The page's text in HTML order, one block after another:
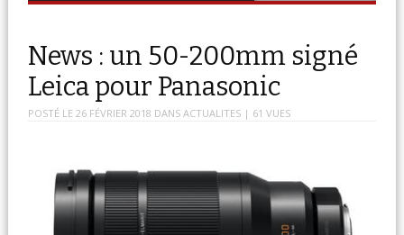
content
News : un 50-200mm signé
Leica pour Panasonic
POSTÉ LE 26 FÉVRIER 2018 DANSACTUALITES | 61 VUES